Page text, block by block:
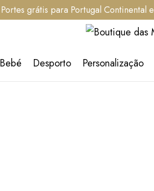
Portes grátis para Portugal
Bebé Desporto Personalização